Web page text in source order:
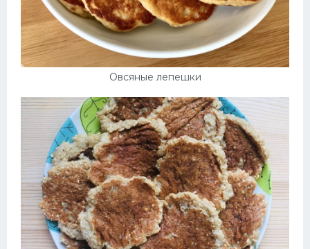
Овсяные лепешки
Мясные блюда
Печенье
Салат
Десерт
Напитки
Дизайн комнаты